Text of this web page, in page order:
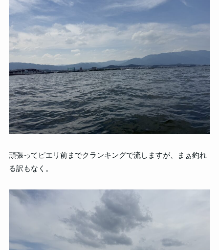
頑張ってピエリ前までクランキングで流しますが、まぁ釣れ
る訳もなく。